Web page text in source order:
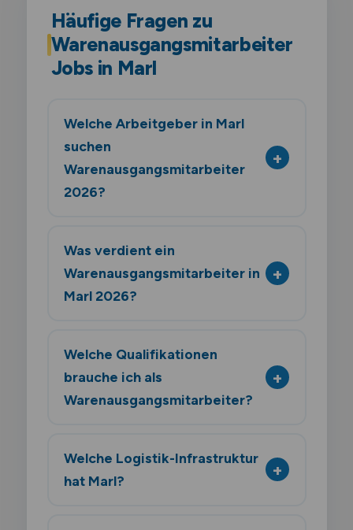
Häufige Fragen zu
Warenausgangsmitarbeiter
Jobs in Marl
Welche Arbeitgeber in Marl
suchen
Warenausgangsmitarbeiter
2026?
Was verdient ein
Warenausgangsmitarbeiter in
Marl 2026?
Welche Qualifikationen
brauche ich als
Warenausgangsmitarbeiter?
Welche Logistik-Infrastruktur
hat Marl?